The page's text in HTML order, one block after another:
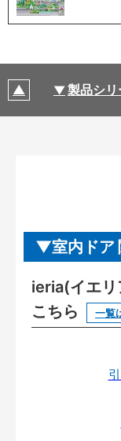
製品シ
室内ドア
ieria(イエリ
こちら
一覧